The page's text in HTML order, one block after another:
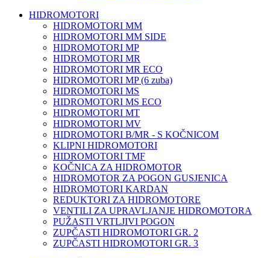
HIDROMOTORI
HIDROMOTORI MM
HIDROMOTORI MM SIDE
HIDROMOTORI MP
HIDROMOTORI MR
HIDROMOTORI MR ECO
HIDROMOTORI MP (6 zuba)
HIDROMOTORI MS
HIDROMOTORI MS ECO
HIDROMOTORI MT
HIDROMOTORI MV
HIDROMOTORI B/MR - S KOČNICOM
KLIPNI HIDROMOTORI
HIDROMOTORI TMF
KOČNICA ZA HIDROMOTOR
HIDROMOTOR ZA POGON GUSJENICA
HIDROMOTORI KARDAN
REDUKTORI ZA HIDROMOTORE
VENTILI ZA UPRAVLJANJE HIDROMOTORA
PUŽASTI VRTLJIVI POGON
ZUPČASTI HIDROMOTORI GR. 2
ZUPČASTI HIDROMOTORI GR. 3